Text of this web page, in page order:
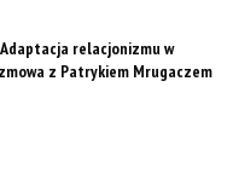
relacjonizmu w
z Patrykiem Mrugaczem